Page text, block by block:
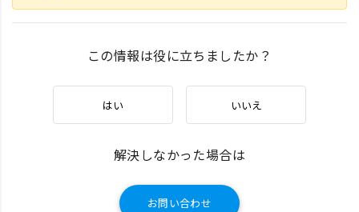
この情報は役に立ちましたか？
はい いいえ
解決しなかった場合は
お問い合わせ